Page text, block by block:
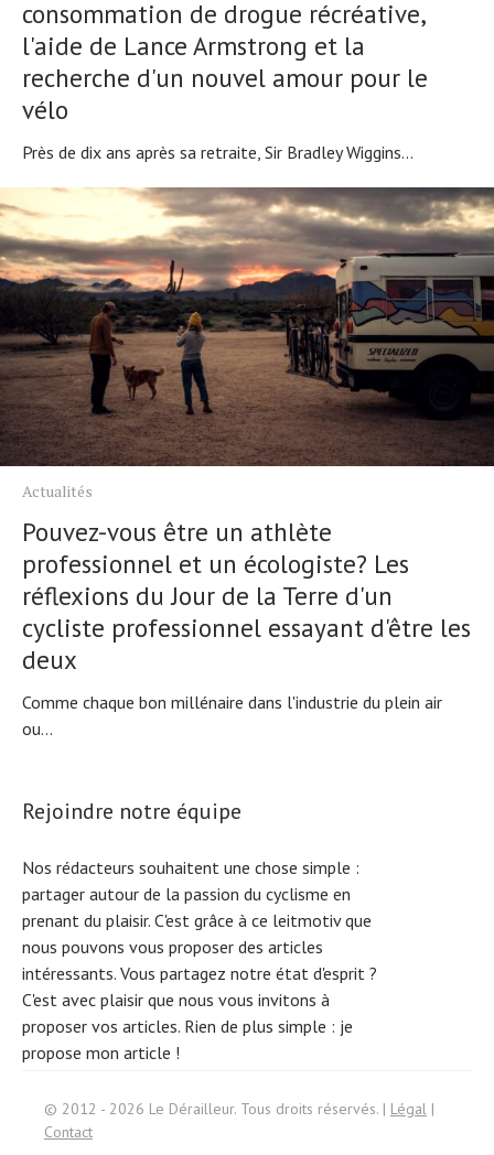
consommation de drogue récréative,
l'aide de Lance Armstrong et la
recherche d'un nouvel amour pour le
vélo
Près de dix ans après sa retraite, Sir Bradley Wiggins...
Actualités
Pouvez-vous être un athlète
professionnel et un écologiste? Les
réflexions du Jour de la Terre d'un
cycliste professionnel essayant d'être les
deux
Comme chaque bon millénaire dans l'industrie du plein air
ou...
Rejoindre notre équipe
Nos rédacteurs souhaitent une chose simple :
partager autour de la passion du cyclisme en
prenant du plaisir. C'est grâce à ce leitmotiv que
nous pouvons vous proposer des articles
intéressants. Vous partagez notre état d'esprit ?
C'est avec plaisir que nous vous invitons à
proposer vos articles. Rien de plus simple : je
propose mon article !
© 2012 - 2026 Le Dérailleur. Tous droits réservés. | Légal |
Contact
Search
for: